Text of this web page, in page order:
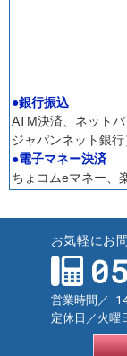
●銀行振込
ATM決済、ネット
ジャパンネット銀行
●電子マネー決済
ちょコムeマネー、
お気軽にお
営業時間／
定休日／ 火曜